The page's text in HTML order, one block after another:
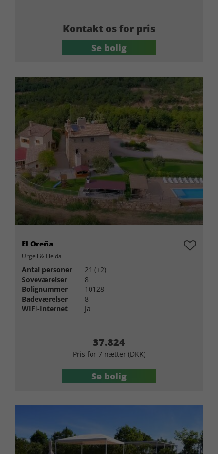
Kontakt os for pris
Se bolig
El Oreña
Urgell & Lleida
Antal personer
21 (+2)
Soveværelser
8
Bolignummer
10128
Badeværelser
8
WIFI-Internet
Ja
37.824
Pris for 7 nætter (DKK)
Se bolig